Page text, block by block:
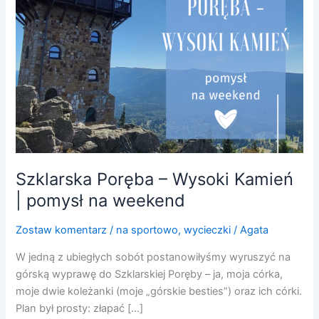
Szklarska Poręba – Wysoki Kamień
| pomysł na weekend
Zostaw komentarz / na sportowo,wycieczki /Agata
W jedną z ubiegłych sobót postanowiłyśmy wyruszyć na
górską wyprawę do Szklarskiej Poręby – ja, moja córka,
moje dwie koleżanki (moje „górskie besties”) oraz ich córki.
Plan był prosty: złapać […]
pomysł
na
weekend